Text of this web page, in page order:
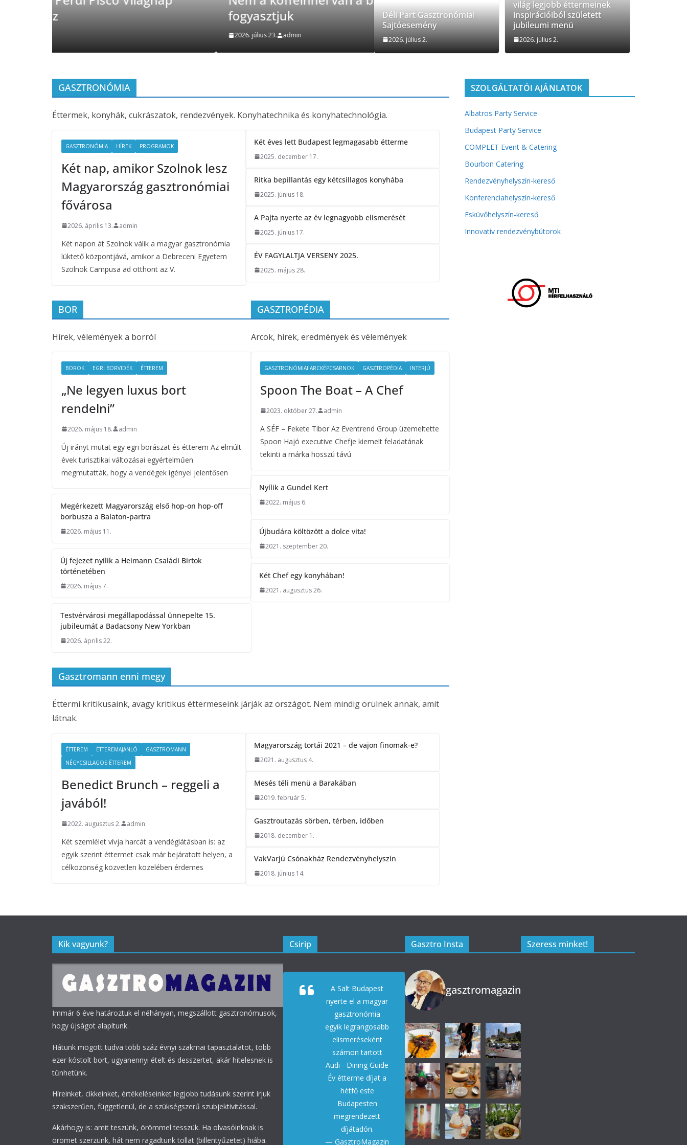
fogyasztjuk
Déli Part Gasztronómiai Sajtóesemény
Déli Part Gasztronómiai
Sajtóesemény
2026. július 2.
világ legjobb éttermeinek
inspirációiból született
jubileumi menü
2026. július 2.
GASZTRONÓMIA
Éttermek, konyhák, cukrászatok, rendezvények. Konyhatechnika és konyhatechnológia.
GASZTRONÓMIA HÍREK PROGRAMOK
Két nap, amikor Szolnok lesz
Magyarország gasztronómiai
fővárosa
2026. április 13. admin
Két napon át Szolnok válik a magyar gasztronómia
lüktető központjává, amikor a Debreceni Egyetem
Szolnok Campusa ad otthont az V.
Két éves lett Budapest legmagasabb étterme
2025. december 17.
Ritka bepillantás egy kétcsillagos konyhába
2025. június 18.
A Pajta nyerte az év legnagyobb elismerését
2025. június 17.
ÉV FAGYLALTJA VERSENY 2025.
2025. május 28.
BOR
Hírek, vélemények a borról
BOROK EGRI BORVIDÉK ÉTTEREM
„Ne legyen luxus bort
rendelni”
2026. május 18. admin
Új irányt mutat egy egri borászat és étterem Az elmúlt
évek turisztikai változásai egyértelműen
megmutatták, hogy a vendégek igényei jelentősen
Megérkezett Magyarország első hop-on hop-off
borbusza a Balaton-partra
2026. május 11.
Új fejezet nyílik a Heimann Családi Birtok
történetében
2026. május 7.
Testvérvárosi megállapodással ünnepelte 15.
jubileumát a Badacsony New Yorkban
2026. április 22.
GASZTROPÉDIA
Arcok, hírek, eredmények és vélemények
GASZTRONÓMIAI ARCKÉPCSARNOK GASZTROPÉDIA INTERJÚ
Spoon The Boat – A Chef
2023. október 27. admin
A SÉF – Fekete Tibor Az Eventrend Group üzemeltette
Spoon Hajó executive Chefje kiemelt feladatának
tekinti a márka hosszú távú
Nyílik a Gundel Kert
2022. május 6.
Újbudára költözött a dolce vita!
2021. szeptember 20.
Két Chef egy konyhában!
2021. augusztus 26.
Gasztromann enni megy
Éttermi kritikusaink, avagy kritikus éttermeseink járják az országot. Nem mindig örülnek annak, amit
látnak.
ÉTTEREM ÉTTEREMAJÁNLÓ
GASZTROMANN
NÉGYCSILLAGOS ÉTTEREM
Benedict Brunch – reggeli a
javából!
2022. augusztus 2. admin
Két szemlélet vívja harcát a vendéglátásban is: az
egyik szerint éttermet csak már bejáratott helyen, a
célközönség közvetlen közelében érdemes
Magyarország tortái 2021 – de vajon finomak-e?
2021. augusztus 4.
Mesés téli menü a Barakában
2019. február 5.
Gasztroutazás sörben, térben, időben
2018. december 1.
VakVarjú Csónakház Rendezvényhelyszín
2018. június 14.
SZOLGÁLTATÓI AJÁNLATOK
Albatros Party Service
Budapest Party Service
COMPLET Event & Catering
Bourbon Catering
Rendezvényhelyszín-kereső
Konferenciahelyszín-kereső
Esküvőhelyszín-kereső
Innovatív rendezvénybútorok
Kik vagyunk?
Immár 6 éve határoztuk el néhányan, megszállott gasztronómusok,
hogy újságot alapítunk.
Hátunk mögött tudva több száz évnyi szakmai tapasztalatot, több
ezer kóstolt bort, ugyanennyi ételt és desszertet, akár hitelesnek is
tűnhetünk.
Híreinket, cikkeinket, értékeléseinket legjobb tudásunk szerint írjuk
szakszerűen, függetlenül, de a szükségszerű szubjektivitással.
Akárhogy is: amit teszünk, örömmel tesszük. Ha olvasóinknak is
örömet szerzünk, hát nem ragadtunk tollat (billentyűzetet) hiába.
Csirip
A Salt Budapest
nyerte el a magyar
gasztronómia
egyik legrangosabb
elismeréseként
számon tartott
Audi - Dining Guide
Év étterme díjat a
hétfő este
Budapesten
megrendezett
díjátadón.
— GasztroMagazin
Gasztro Insta
gasztromagazin
Szeress minket!